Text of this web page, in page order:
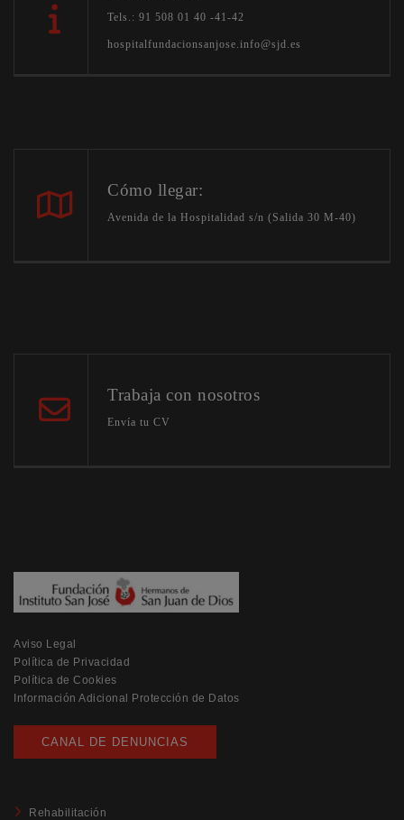
Tels.: 91 508 01 40 -41-42
hospitalfundacionsanjose.info@sjd.es
Cómo llegar:
Avenida de la Hospitalidad s/n (Salida 30 M-40)
Trabaja con nosotros
Envía tu CV
Aviso Legal
Política de Privacidad
Política de Cookies
Información Adicional Protección de Datos
CANAL DE DENUNCIAS
Rehabilitación